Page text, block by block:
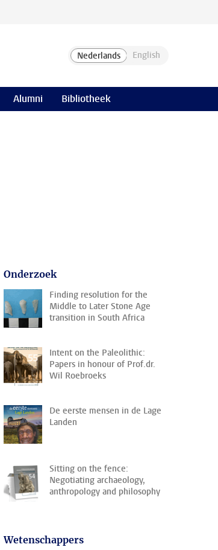
Alumni Bibliotheek
Onderzoek
Finding resolution for the
Middle to Later Stone Age
transition in South Africa
Intent on the Paleolithic:
Papers in honour of Prof.dr.
Wil Roebroeks
De eerste mensen in de Lage
Landen
Sitting on the fence:
Negotiating archaeology,
anthropology and philosophy
Wetenschappers